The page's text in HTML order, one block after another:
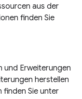
aus der
finden Sie
und Erweiterungen
herstellen
finden Sie unter